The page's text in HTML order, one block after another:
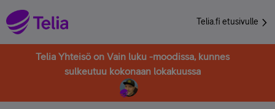
Telia.fi etusivulle
Telia Yhteisö on Vain luku -moodissa, kunnes
sulkeutuu kokonaan lokakuussa